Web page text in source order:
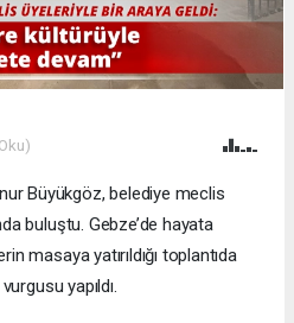
Büyükgöz, belediye meclis
buluştu. Gebze’de hayata
masaya yatırıldığı toplantıda
yapıldı.